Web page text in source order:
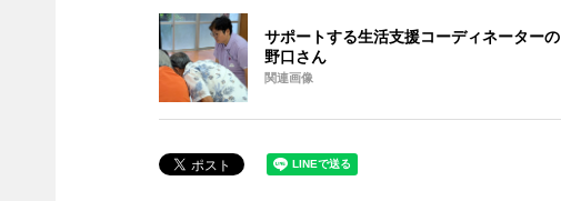
サポートする生活支援コーディネーターの
野口さん
関連画像